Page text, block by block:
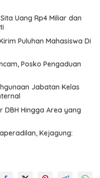
Uang Rp4 Miliar dan
Puluhan Mahasiswa Di
Posko Pengaduan
Jabatan Kelas
DBH Hingga Area yang
Kejagung: